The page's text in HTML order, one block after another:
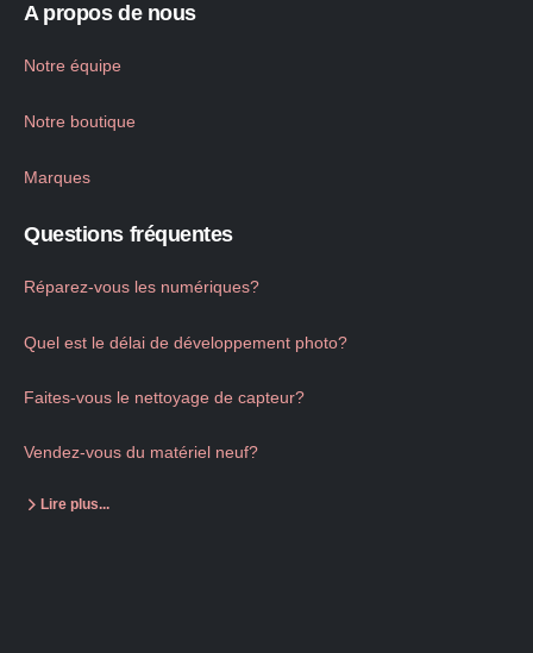
A propos de nous
Notre équipe
Notre boutique
Marques
Questions fréquentes
Réparez-vous les numériques?
Quel est le délai de développement photo?
Faites-vous le nettoyage de capteur?
Vendez-vous du matériel neuf?
Lire plus...